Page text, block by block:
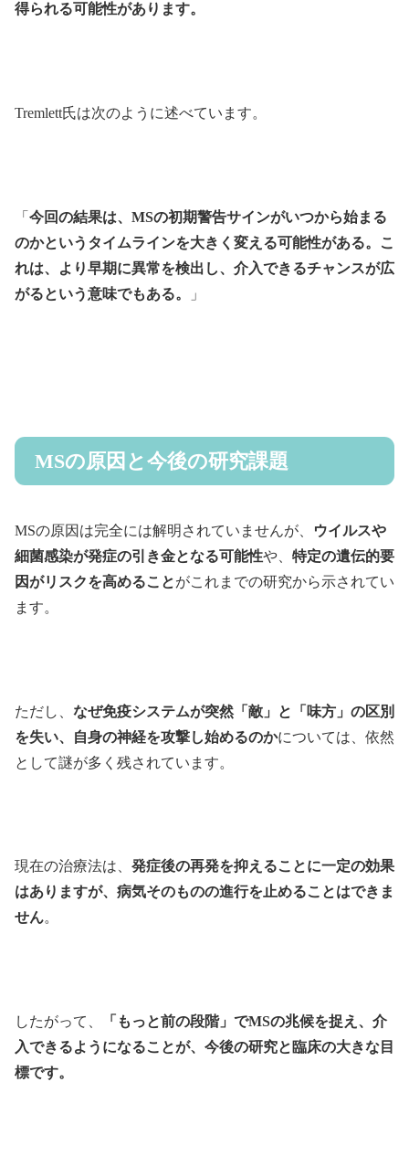
得られる可能性があります。
Tremlett氏は次のように述べています。
「 今回の結果は、MSの初期警告サインがいつから始まる
のかというタイムラインを大きく変える可能性がある。こ
れは、より早期に異常を検出し、介入できるチャンスが広
がるという意味でもある。
」
MSの原因と今後の研究課題
MSの原因は完全には解明されていませんが、
ウイルスや
細菌感染が発症の引き金となる可能性や、 特定の遺伝的要
因がリスクを高めることがこれまでの研究から示されてい
ます。
ただし、 なぜ免疫システムが突然「敵」と「味方」の区別
を失い、自身の神経を攻撃し始めるのかについては、依然
として謎が多く残されています。
現在の治療法は、 発症後の再発を抑えることに一定の効果
はありますが、病気そのものの進行を止めることはできま
せん。
したがって、
「もっと前の段階」でMSの兆候を捉え、介
入できるようになることが、今後の研究と臨床の大きな目
標です。